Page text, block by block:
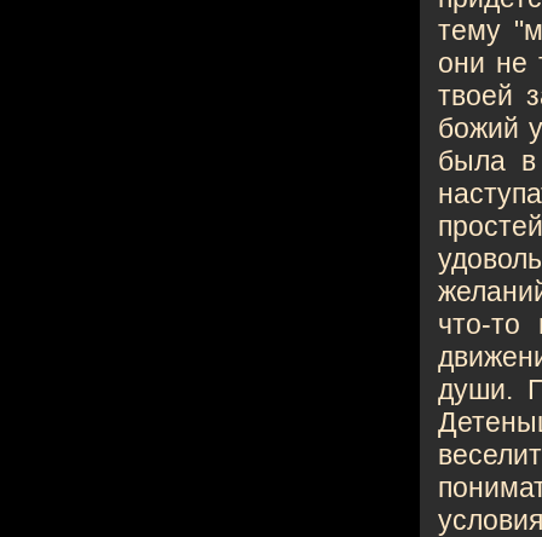
тему
они не
твоей
божий
была в
что-то
души.